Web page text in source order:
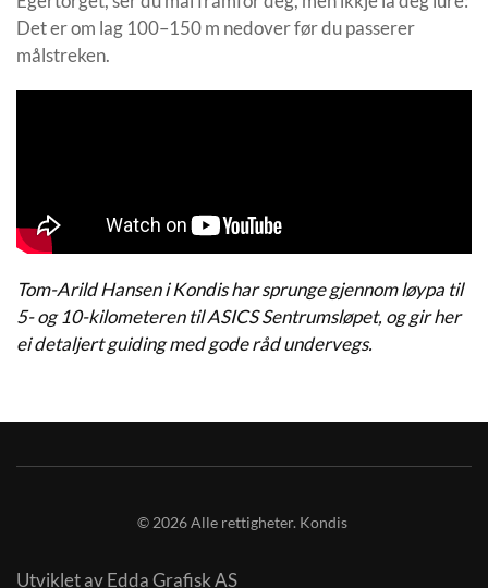
Det er om lag 100–150 m nedover før du passerer
målstreken.
Tom-Arild Hansen i Kondis har sprunge gjennom løypa til
5- og 10-kilometeren til ASICS Sentrumsløpet, og gir her
ei detaljert guiding med gode råd undervegs.
© 2026Alle rettigheter. Kondis
Utviklet av Edda Grafisk AS